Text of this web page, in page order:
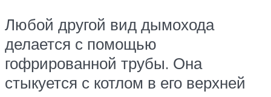
Любой другой вид дымохода
делается с помощью
гофрированной трубы. Она
стыкуется с котлом в его верхней